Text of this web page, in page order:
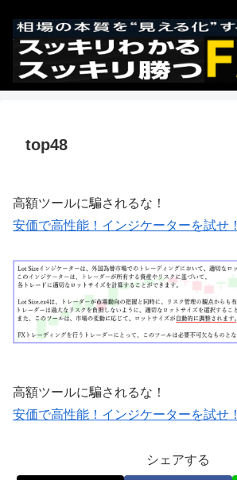
top48
高額ツールに騙されるな！
安価で高性能！インジケーターを試せ！
高額ツールに騙されるな！
安価で高性能！インジケーターを試せ！
シェアする